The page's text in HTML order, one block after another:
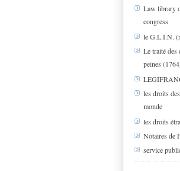
Law library
congress
le G.L.I.N.
Le traité des
peines
les droits
monde
les droits
Notaires de
service